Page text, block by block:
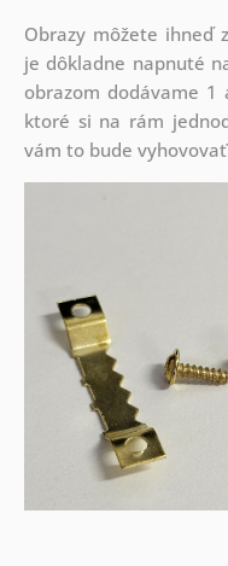
Obrazy môžete ihneď
je dôkladne napnuté
obrazom dodávame 1
ktoré si na rám
vám to bude